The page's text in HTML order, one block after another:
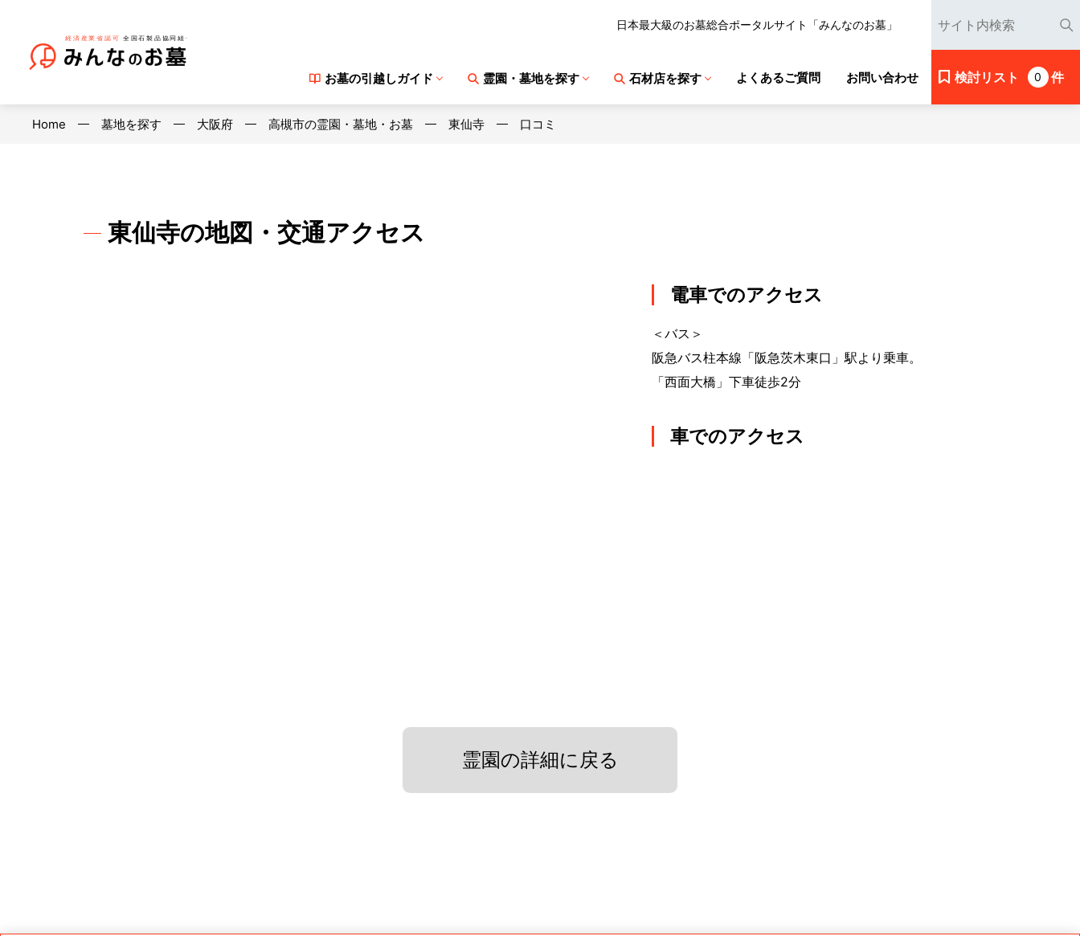
日本最大級のお墓総合ポータルサイト「みんなのお墓」
お墓の引越しガイド 霊園・墓地を探す 石材店を探す よくあるご質問 お問い合わせ 検討リスト 0 件
Home 墓地を探す 大阪府 高槻市の霊園・墓地・お墓 東仙寺 口コミ
東仙寺の地図・交通アクセス
電車でのアクセス
＜バス＞
阪急バス柱本線「阪急茨木東口」駅より乗車。
「西面大橋」下車徒歩2分
車でのアクセス
霊園の詳細に戻る